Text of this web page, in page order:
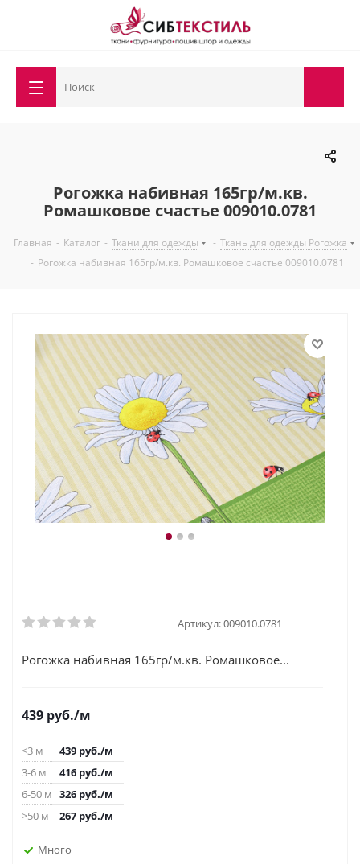
Рогожка набивная 165гр/м.кв.
Ромашковое счастье 009010.0781
Главная - Каталог - Ткани для одежды - Ткань для одежды Рогожка
- Рогожка набивная 165гр/м.кв. Ромашковое счастье 009010.0781
Артикул:009010.0781
Рогожка набивная 165гр/м.кв. Ромашковое...
439 руб./м
<3 м 439 руб./м
3-6 м
416 руб./м
6-50 м 326 руб./м
>50 м
267 руб./м
Много